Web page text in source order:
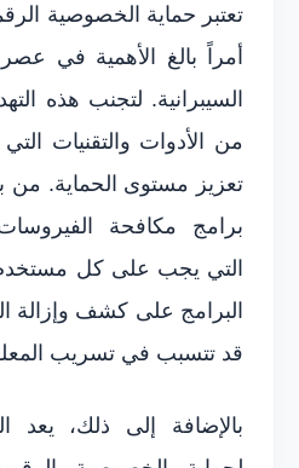
تعتبر حماية الخصوصية
أمراً بالغ الأهمية في عصر
السيبرانية. لتجنب هذه
من الأدوات والتقنيات
تعزيز مستوى الحماية. من
برامج مكافحة
التي يجب على كل مستخدم
البرامج على كشف وإزالة
قد تتسبب في تسريب
بالإضافة إلى ذلك، يعد